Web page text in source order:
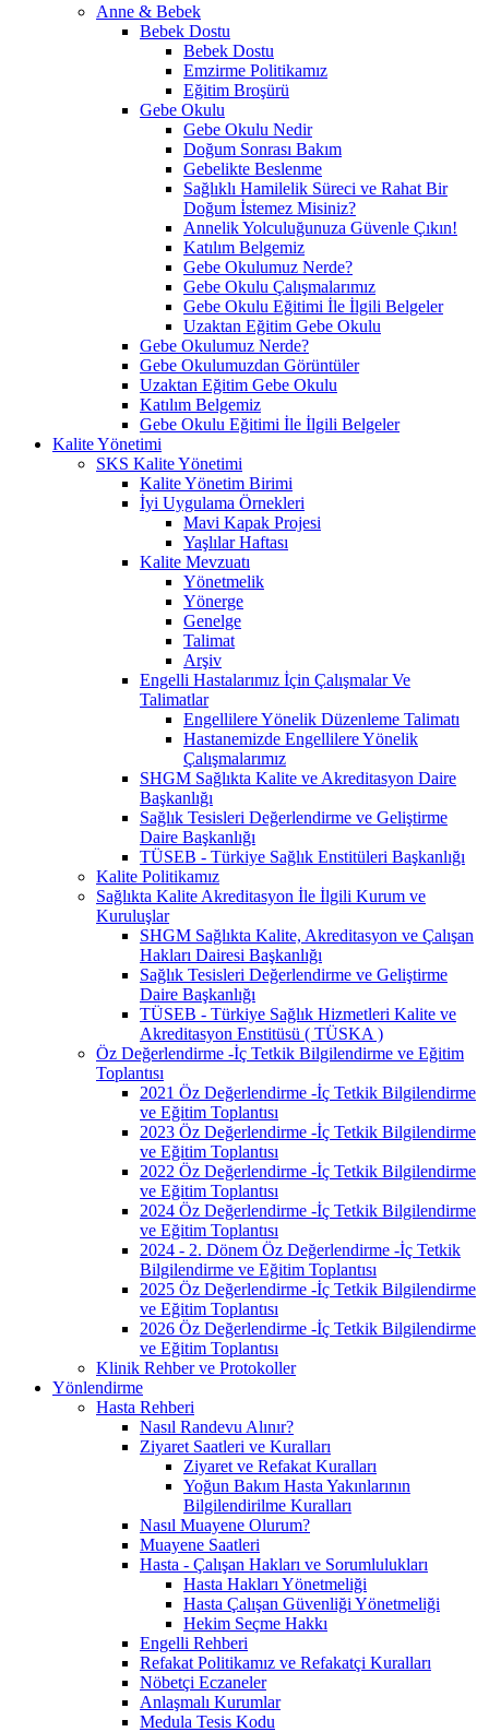
Anne & Bebek
Bebek Dostu
Bebek Dostu
Emzirme Politikamız
Eğitim Broşürü
Gebe Okulu
Gebe Okulu Nedir
Doğum Sonrası Bakım
Gebelikte Beslenme
Sağlıklı Hamilelik Süreci ve Rahat Bir
Doğum İstemez Misiniz?
Annelik Yolculuğunuza Güvenle Çıkın!
Katılım Belgemiz
Gebe Okulumuz Nerde?
Gebe Okulu Çalışmalarımız
Gebe Okulu Eğitimi İle İlgili Belgeler
Uzaktan Eğitim Gebe Okulu
Gebe Okulumuz Nerde?
Gebe Okulumuzdan Görüntüler
Uzaktan Eğitim Gebe Okulu
Katılım Belgemiz
Gebe Okulu Eğitimi İle İlgili Belgeler
Kalite Yönetimi
SKS Kalite Yönetimi
Kalite Yönetim Birimi
İyi Uygulama Örnekleri
Mavi Kapak Projesi
Yaşlılar Haftası
Kalite Mevzuatı
Yönetmelik
Yönerge
Genelge
Talimat
Arşiv
Engelli Hastalarımız İçin Çalışmalar Ve
Talimatlar
Engellilere Yönelik Düzenleme Talimatı
Hastanemizde Engellilere Yönelik
Çalışmalarımız
SHGM Sağlıkta Kalite ve Akreditasyon Daire
Başkanlığı
Sağlık Tesisleri Değerlendirme ve Geliştirme
Daire Başkanlığı
TÜSEB - Türkiye Sağlık Enstitüleri Başkanlığı
Kalite Politikamız
Sağlıkta Kalite Akreditasyon İle İlgili Kurum ve
Kuruluşlar
SHGM Sağlıkta Kalite, Akreditasyon ve Çalışan
Hakları Dairesi Başkanlığı
Sağlık Tesisleri Değerlendirme ve Geliştirme
Daire Başkanlığı
TÜSEB - Türkiye Sağlık Hizmetleri Kalite ve
Akreditasyon Enstitüsü ( TÜSKA )
Öz Değerlendirme -İç Tetkik Bilgilendirme ve Eğitim
Toplantısı
2021 Öz Değerlendirme -İç Tetkik Bilgilendirme
ve Eğitim Toplantısı
2023 Öz Değerlendirme -İç Tetkik Bilgilendirme
ve Eğitim Toplantısı
2022 Öz Değerlendirme -İç Tetkik Bilgilendirme
ve Eğitim Toplantısı
2024 Öz Değerlendirme -İç Tetkik Bilgilendirme
ve Eğitim Toplantısı
2024 - 2. Dönem Öz Değerlendirme -İç Tetkik
Bilgilendirme ve Eğitim Toplantısı
2025 Öz Değerlendirme -İç Tetkik Bilgilendirme
ve Eğitim Toplantısı
2026 Öz Değerlendirme -İç Tetkik Bilgilendirme
ve Eğitim Toplantısı
Klinik Rehber ve Protokoller
Yönlendirme
Hasta Rehberi
Nasıl Randevu Alınır?
Ziyaret Saatleri ve Kuralları
Ziyaret ve Refakat Kuralları
Yoğun Bakım Hasta Yakınlarının
Bilgilendirilme Kuralları
Nasıl Muayene Olurum?
Muayene Saatleri
Hasta - Çalışan Hakları ve Sorumlulukları
Hasta Hakları Yönetmeliği
Hasta Çalışan Güvenliği Yönetmeliği
Hekim Seçme Hakkı
Engelli Rehberi
Refakat Politikamız ve Refakatçi Kuralları
Nöbetçi Eczaneler
Anlaşmalı Kurumlar
Medula Tesis Kodu